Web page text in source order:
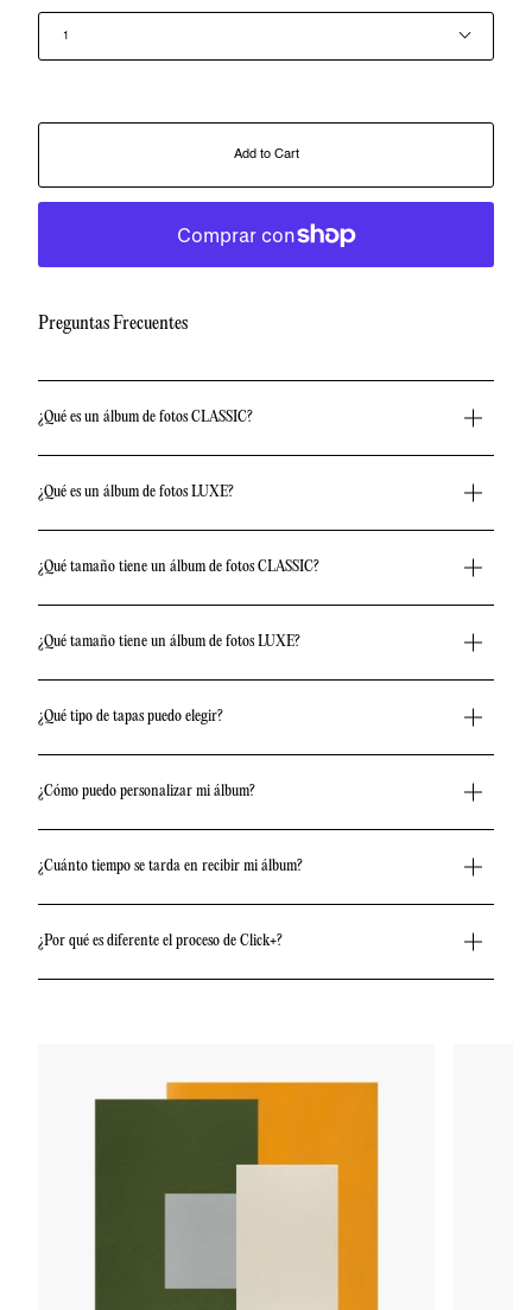
Cantidad
1
Add to Cart
Preguntas Frecuentes
¿Qué es un álbum de fotos CLASSIC?
¿Qué es un álbum de fotos LUXE?
¿Qué tamaño tiene un álbum de fotos CLASSIC?
¿Qué tamaño tiene un álbum de fotos LUXE?
¿Qué tipo de tapas puedo elegir?
¿Cómo puedo personalizar mi álbum?
¿Cuánto tiempo se tarda en recibir mi álbum?
¿Por qué es diferente el proceso de Click+?